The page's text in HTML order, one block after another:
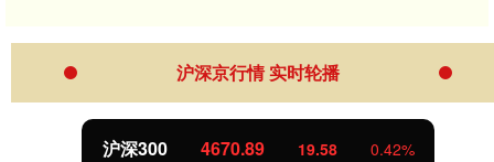
沪深京行情 实时轮播
沪深300 4670.89 19.58 0.42%